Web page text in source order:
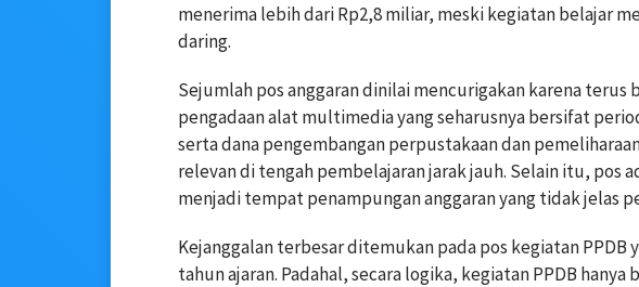
menerima lebih dari Rp2,8 miliar, meski kegiatan belajar
daring.
Sejumlah pos anggaran dinilai mencurigakan karena terus
pengadaan alat multimedia yang seharusnya bersifat
serta dana pengembangan perpustakaan dan
relevan di tengah pembelajaran jarak jauh. Selain itu, pos
menjadi tempat penampungan anggaran yang tidak jelas
Kejanggalan terbesar ditemukan pada pos kegiatan PPDB
tahun ajaran. Padahal, secara logika, kegiatan PPDB